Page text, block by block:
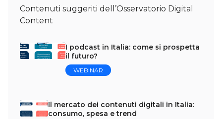
Contenuti suggeriti dell’Osservatorio Digital
Content
I podcast in Italia: come si prospetta
il futuro?
WEBINAR
Il mercato dei contenuti digitali in Italia:
consumo, spesa e trend